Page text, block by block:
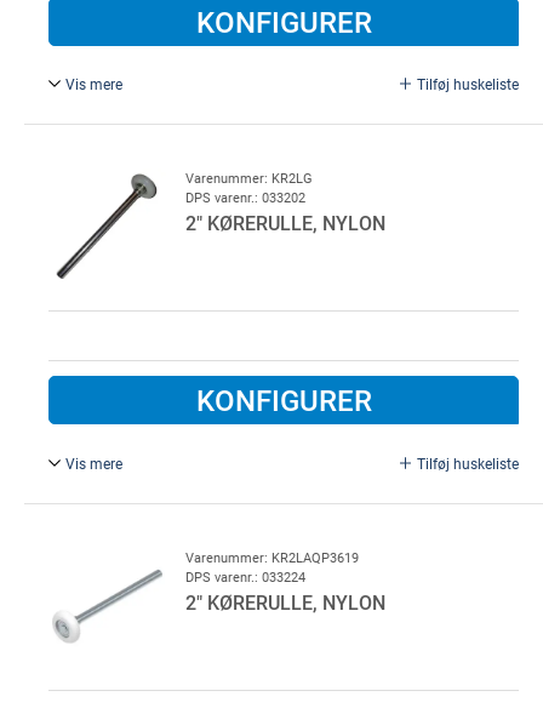
KONFIGURER
Vis mere Tilføj huskeliste
2" kørerulle, nylon, rustfri med kugleleje
Varenummer: KR2LG
DPS varenr.: 033202
2" KØRERULLE, NYLON
KONFIGURER
Vis mere Tilføj huskeliste
2" kørerulle, nylon
Anvendes ved dobbelte sidehængsler.
100 stk. pr. colli
Varenummer: KR2LAQP3619
DPS varenr.: 033224
2" KØRERULLE, NYLON